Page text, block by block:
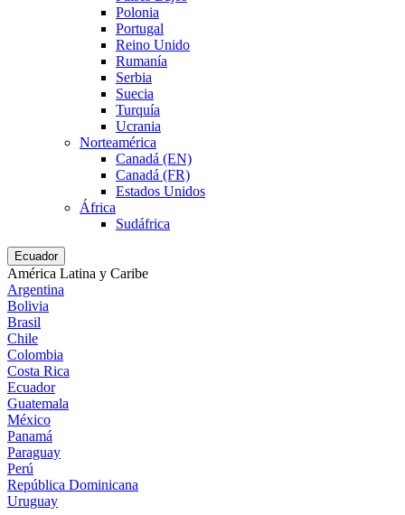
Polonia
Portugal
Reino Unido
Rumanía
Serbia
Suecia
Turquía
Ucrania
Norteamérica
Canadá (EN)
Canadá (FR)
Estados Unidos
África
Sudáfrica
Ecuador
América Latina y Caribe
Argentina
Bolivia
Brasil
Chile
Colombia
Costa Rica
Ecuador
Guatemala
México
Panamá
Paraguay
Perú
República Dominicana
Uruguay